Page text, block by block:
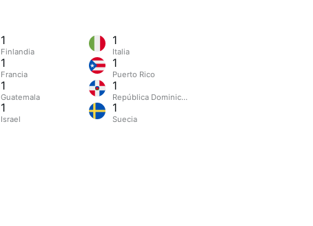
1
Finlandia
1
Francia
1
Guatemala
1
Israel
1
Italia
1
Puerto Rico
1
República Dominicana
1
Suecia